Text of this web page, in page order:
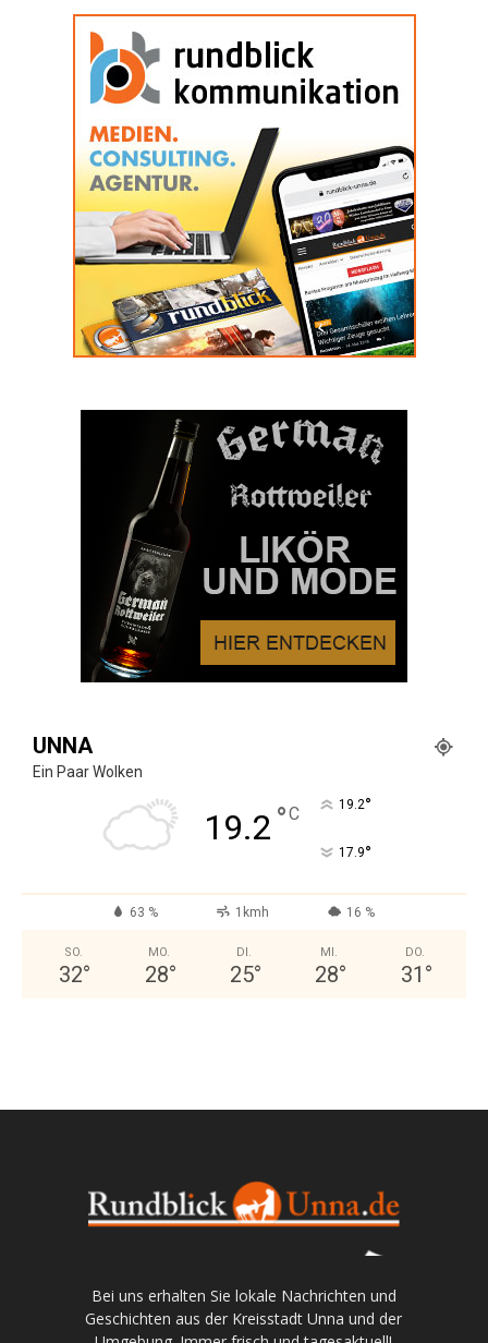
UNNA
Ein Paar Wolken
19.2 °C 19.2°
17.9°
63 % 1kmh 16 %
SO.
32°
MO.
28°
DI.
25°
MI.
28°
DO.
31 °
Bei uns erhalten Sie lokale Nachrichten und
Geschichten aus der Kreisstadt Unna und der